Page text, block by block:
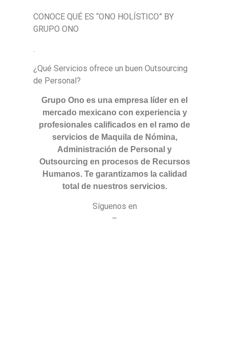
CONOCE QUÉ ES “ONO HOLÍSTICO” BY
GRUPO ONO
¿Qué Servicios ofrece un buen Outsourcing
de Personal?
Grupo Ono es una empresa líder en el
mercado mexicano con experiencia y
profesionales calificados en el ramo de
servicios de Maquila de Nómina,
Administración de Personal y
Outsourcing en procesos de Recursos
Humanos. Te garantizamos la calidad
total de nuestros servicios.
Síguenos en
–